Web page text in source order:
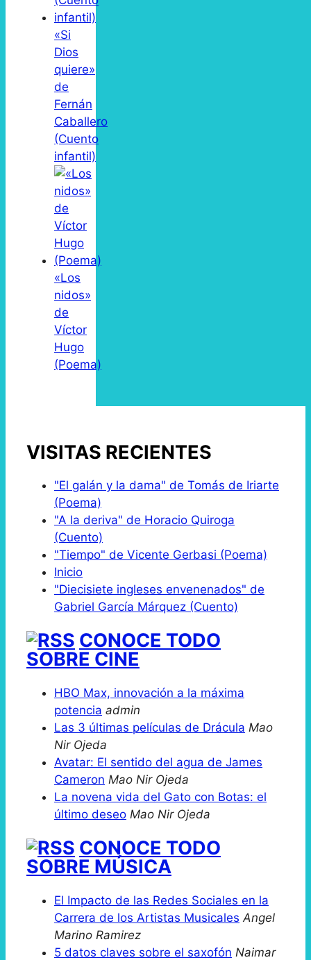
«Si
Dios
quiere»
de
Fernán
Caballero
(Cuento
infantil)
«Los
nidos»
de
Víctor
Hugo
(Poema)
VISITAS RECIENTES
"El galán y la dama" de Tomás de Iriarte
(Poema)
"A la deriva" de Horacio Quiroga
(Cuento)
"Tiempo" de Vicente Gerbasi (Poema)
Inicio
"Diecisiete ingleses envenenados" de
Gabriel García Márquez (Cuento)
CONOCE TODO
SOBRE CINE
HBO Max, innovación a la máxima
potencia admin
Las 3 últimas películas de Drácula Mao
Nir Ojeda
Avatar: El sentido del agua de James
Cameron Mao Nir Ojeda
La novena vida del Gato con Botas: el
último deseo Mao Nir Ojeda
CONOCE TODO
SOBRE MÚSICA
El Impacto de las Redes Sociales en la
Carrera de los Artistas Musicales Angel
Marino Ramirez
5 datos claves sobre el saxofón Naimar